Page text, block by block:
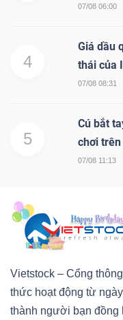
07/08 06:00
4
Giá dầu
thái của
07/08 08:31
5
Cú bắt
chơi
07/08 11:13
Vietstock – Cổng
thức hoạt động từ
thành người bạn đồng